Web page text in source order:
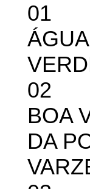
01
02
BOA
DA